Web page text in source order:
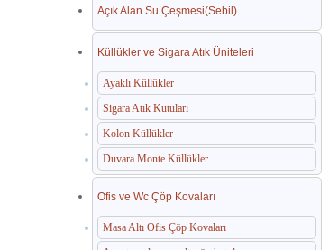
Açık Alan Su Çeşmesi(Sebil)
Küllükler ve Sigara Atık Üniteleri
Ayaklı Küllükler
Sigara Atık Kutuları
Kolon Küllükler
Duvara Monte Küllükler
Ofis ve Wc Çöp Kovaları
Masa Altı Ofis Çöp Kovaları